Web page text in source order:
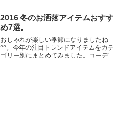
スするだけで一気に秋らしいファッショ
ンになります🍁モノトーン...
2016 冬のお洒落アイテムおすす
め7選。
おしゃれが楽しい季節になりましたね
^^。今年の注目トレンドアイテムをカテ
ゴリー別にまとめてみました。コーデに